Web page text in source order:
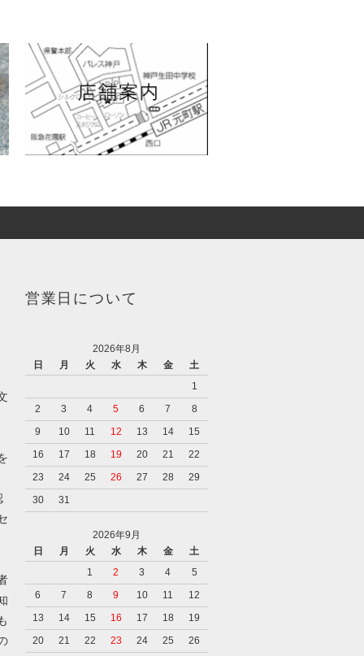
営業日について
2026年8月
日
月 火 水 木 金
土
1
2
3 4 5 6 7
8
9
10 11 12 13 14
15
16
17 18 19 20 21
22
23
24 25 26 27 28
29
30
31
2026年9月
日
月 火 水 木 金
土
1
2 3 4
5
6
7 8 9 10 11
12
13
14 15 16 17 18
19
20
21 22 23 24 25
26